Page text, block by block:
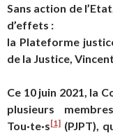
Sans action de
d’effets :
la Plateforme
de la Justice,
Ce 10 juin 2021, la
plusieurs
Tou·te·s[1] (PJPT),